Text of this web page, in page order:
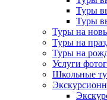
Туры
Туры
Туры на
Туры на
Туры на
Услуги
Школьные